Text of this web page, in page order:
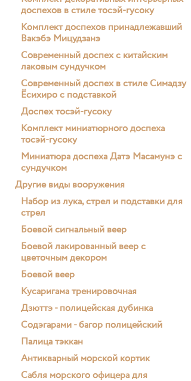
доспехов в стиле тосэй-гусоку
Комплект доспехов принадлежавший
Вакэбэ Мицудзанэ
Современный доспех с китайским
лаковым сундучком
Современный доспех в стиле Симадзу
Ёсихиро с подставкой
Доспех тосэй-гусоку
Комплект миниатюрного доспеха
тосэй-гусоку
Миниатюра доспеха Датэ Масамунэ с
сундучком
Другие виды вооружения
Набор из лука, стрел и подставки для
стрел
Боевой сигнальный веер
Боевой лакированный веер с
цветочным декором
Боевой веер
Кусаригама тренировочная
Дзюттэ - полицейская дубинка
Содэгарами - багор полицейский
Палица тэккан
Антикварный морской кортик
Сабля морского офицера для